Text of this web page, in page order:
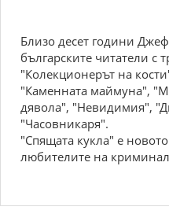
Близо десет години
българските читатели с
"Колекционерът на
"Каменната маймуна",
дявола", "Невидимия",
"Часовникаря".
"Спящата кукла" е
любителите на